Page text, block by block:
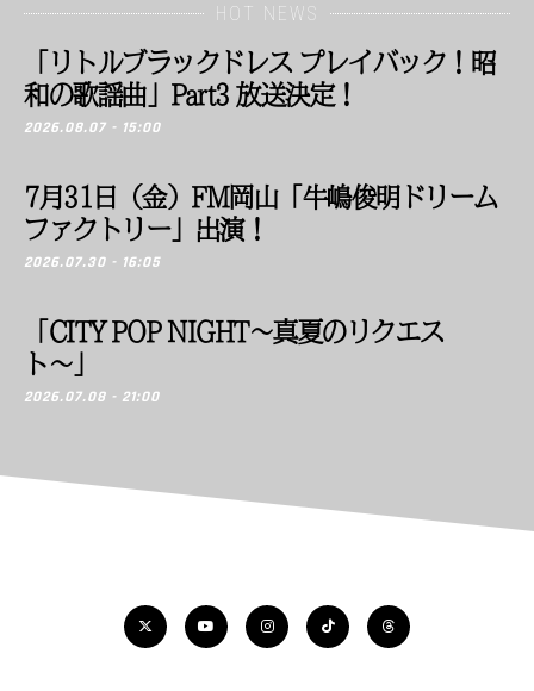
HOT NEWS
「リトルブラックドレス プレイバック！昭
和の歌謡曲」Part3 放送決定！
2026.08.07 - 15:00
7月31日（金）FM岡山「牛嶋俊明ドリーム
ファクトリー」出演！
2026.07.30 - 16:05
「CITY POP NIGHT〜真夏のリクエス
ト〜」
2026.07.08 - 21:00